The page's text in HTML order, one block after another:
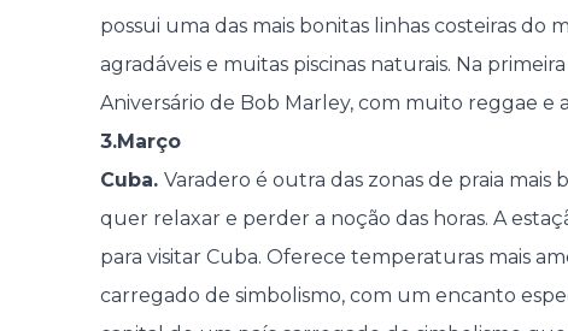
possui uma das mais bonitas linhas costeiras do
agradáveis e muitas piscinas naturais. Na
Aniversário de Bob Marley, com muito reggae e
3.Março
Cuba. Varadero é outra das zonas de praia
quer relaxar e perder a noção das horas. A
para visitar Cuba. Oferece temperaturas mais
carregado de simbolismo, com um encanto